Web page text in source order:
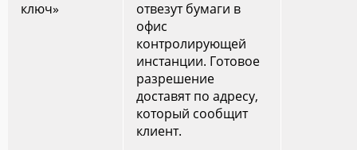
ключ»
отвезут бумаги в
офис
контролирующей
инстанции. Готовое
разрешение
доставят по адресу,
который сообщит
клиент.